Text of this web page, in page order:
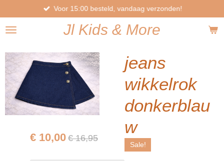
direct
naar
hoofdinhoud
JlKids & More
Voor 15:00 besteld, vandaag verzonden!
jeans
wikkelrok
donkerblau
w
Sale!
€ 10,00 € 16,95